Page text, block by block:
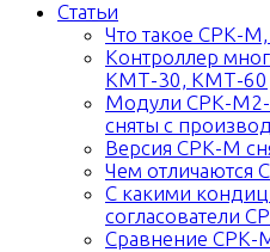
Статьи
Что такое СРК-
Контроллер
КМТ-30, КМТ-60
Модули СРК-М2-
сняты с
Версия СРК-М
Чем
С какими
согласователи
Сравнение